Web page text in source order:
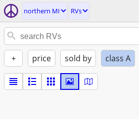
northern MI RVs
+ price sold by class A